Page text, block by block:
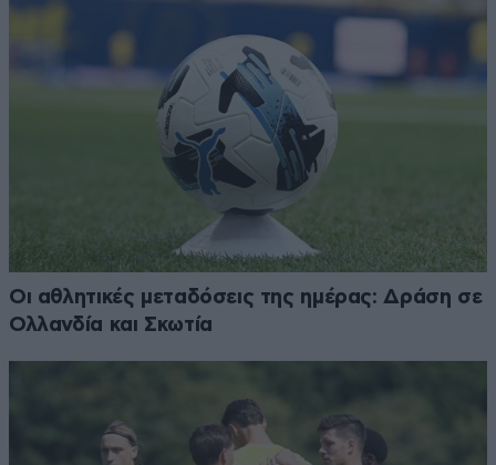
Οι αθλητικές μεταδόσεις της ημέρας: Δράση σε
Ολλανδία και Σκωτία